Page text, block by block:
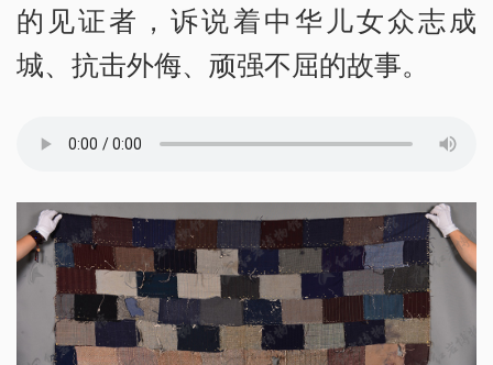
的见证者，诉说着中华儿女众志成
城、抗击外侮、顽强不屈的故事。